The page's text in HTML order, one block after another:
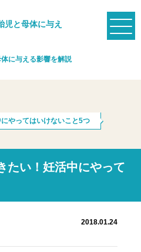
に与える影響を解説
やってはいけないこと5つ
たい！妊活中にやって
2018.01.24